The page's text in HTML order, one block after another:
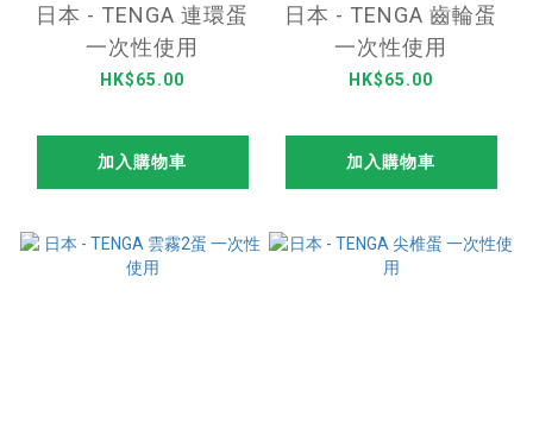
日本 - TENGA 連環蛋
一次性使用
HK$65.00
加入購物車
日本 - TENGA 齒輪蛋
一次性使用
HK$65.00
加入購物車